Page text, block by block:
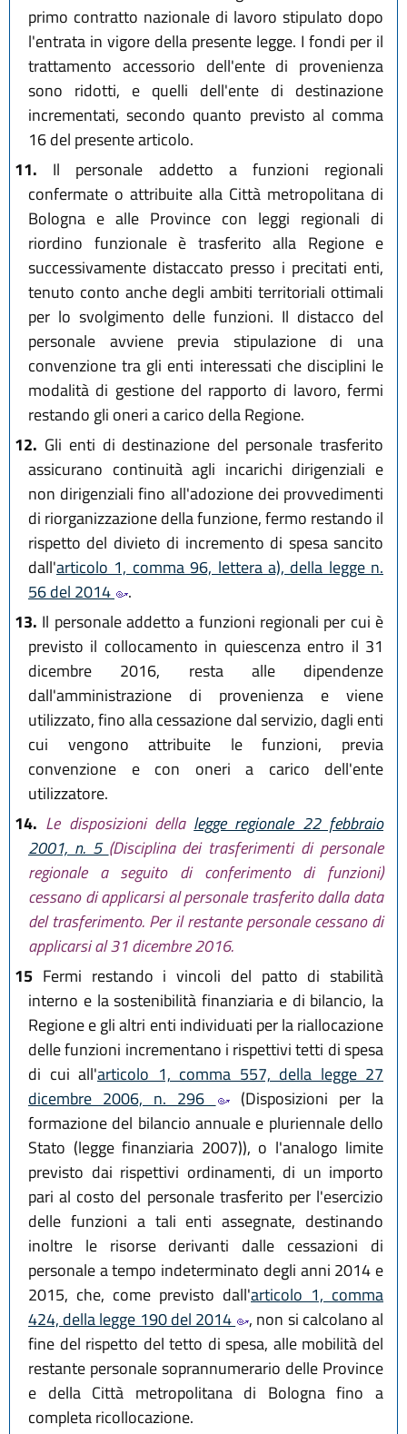
primo contratto nazionale di lavoro stipulato dopo
l'entrata in vigore della presente legge. I fondi per il
trattamento accessorio dell'ente di provenienza
sono ridotti, e quelli dell'ente di destinazione
incrementati, secondo quanto previsto al comma
16 del presente articolo.
11. Il personale addetto a funzioni regionali
confermate o attribuite alla Città metropolitana di
Bologna e alle Province con leggi regionali di
riordino funzionale è trasferito alla Regione e
successivamente distaccato presso i precitati enti,
tenuto conto anche degli ambiti territoriali ottimali
per lo svolgimento delle funzioni. Il distacco del
personale avviene previa stipulazione di una
convenzione tra gli enti interessati che disciplini le
modalità di gestione del rapporto di lavoro, fermi
restando gli oneri a carico della Regione.
12. Gli enti di destinazione del personale trasferito
assicurano continuità agli incarichi dirigenziali e
non dirigenziali fino all'adozione dei provvedimenti
di riorganizzazione della funzione, fermo restando il
rispetto del divieto di incremento di spesa sancito
dall'articolo 1, comma 96, lettera a), della legge n.
56 del 2014
.
13. Il personale addetto a funzioni regionali per cui è
previsto il collocamento in quiescenza entro il 31
dicembre 2016, resta alle dipendenze
dall'amministrazione di provenienza e viene
utilizzato, fino alla cessazione dal servizio, dagli enti
cui vengono attribuite le funzioni, previa
convenzione e con oneri a carico dell'ente
utilizzatore.
14. Le disposizioni della legge regionale 22 febbraio
2001, n. 5 (Disciplina dei trasferimenti di personale
regionale a seguito di conferimento di funzioni)
cessano di applicarsi al personale trasferito dalla data
del trasferimento. Per il restante personale cessano di
applicarsi al 31 dicembre 2016.
15 Fermi restando i vincoli del patto di stabilità
interno e la sostenibilità finanziaria e di bilancio, la
Regione e gli altri enti individuati per la riallocazione
delle funzioni incrementano i rispettivi tetti di spesa
di cui all'articolo 1, comma 557, della legge 27
dicembre 2006, n. 296
(Disposizioni per la
formazione del bilancio annuale e pluriennale dello
Stato (legge finanziaria 2007)), o l'analogo limite
previsto dai rispettivi ordinamenti, di un importo
pari al costo del personale trasferito per l'esercizio
delle funzioni a tali enti assegnate, destinando
inoltre le risorse derivanti dalle cessazioni di
personale a tempo indeterminato degli anni 2014 e
2015, che, come previsto dall'articolo 1, comma
424, della legge 190 del 2014
, non si calcolano al
fine del rispetto del tetto di spesa, alle mobilità del
restante personale soprannumerario delle Province
e della Città metropolitana di Bologna fino a
completa ricollocazione.